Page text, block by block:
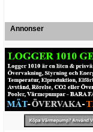
Annonser